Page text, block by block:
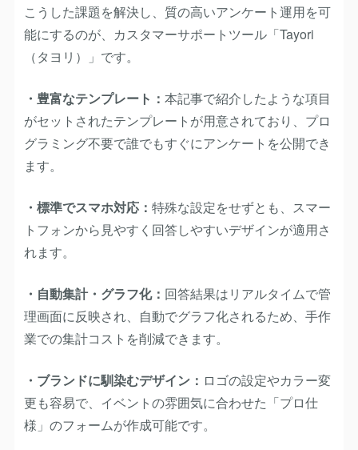
こうした課題を解決し、質の高いアンケート運用を可
能にするのが、カスタマーサポートツール「Tayori
（タヨリ）」です。
・豊富なテンプレート： 本記事で紹介したような項目
がセットされたテンプレートが用意されており、プロ
グラミング不要で誰でもすぐにアンケートを公開でき
ます。
・標準でスマホ対応： 特殊な設定をせずとも、スマー
トフォンから見やすく回答しやすいデザインが適用さ
れます。
・自動集計・グラフ化： 回答結果はリアルタイムで管
理画面に反映され、 自動でグラフ化されるため、手作
業での集計コストを削減できます。
・ブランドに馴染むデザイン： ロゴの設定やカラー変
更も容易で、イベントの雰囲気に合わせた「プロ仕
様」のフォームが作成可能です。